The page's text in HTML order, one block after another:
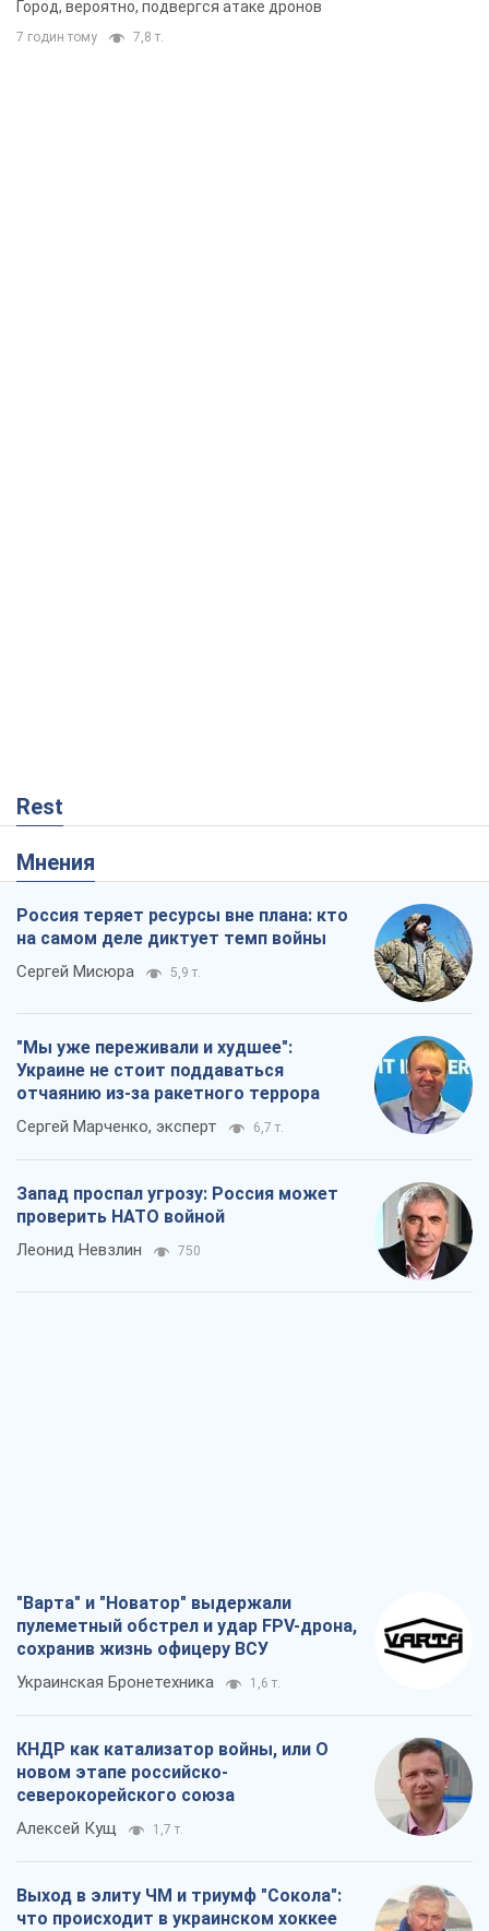
Город, вероятно, подвергся атаке дронов
7 годин тому 7,8 т.
Rest
Мнения
Россия теряет ресурсы вне плана: кто
на самом деле диктует темп войны
Сергей Мисюра 5,9 т.
"Мы уже переживали и худшее":
Украине не стоит поддаваться
отчаянию из-за ракетного террора
Сергей Марченко, эксперт 6,7 т.
Запад проспал угрозу: Россия может
проверить НАТО войной
Леонид Невзлин 750
"Варта" и "Новатор" выдержали
пулеметный обстрел и удар FPV-дрона,
сохранив жизнь офицеру ВСУ
Украинская Бронетехника 1,6 т.
КНДР как катализатор войны, или О
новом этапе российско-
северокорейского союза
Алексей Кущ 1,7 т.
Выход в элиту ЧМ и триумф "Сокола":
что происходит в украинском хоккее